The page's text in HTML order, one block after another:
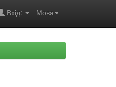
Мова
Вхід: